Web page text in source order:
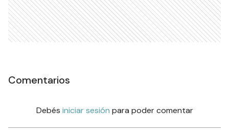
Comentarios
Debés iniciar sesión para poder comentar